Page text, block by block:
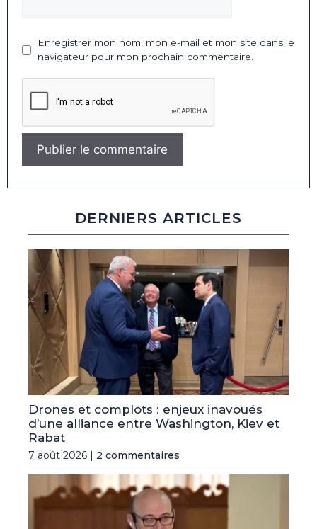
Enregistrer mon nom, mon e-mail et mon site dans le
navigateur pour mon prochain commentaire.
DERNIERS ARTICLES
Drones et complots : enjeux inavoués
d’une alliance entre Washington, Kiev et
Rabat
7 août 2026 | 2 commentaires